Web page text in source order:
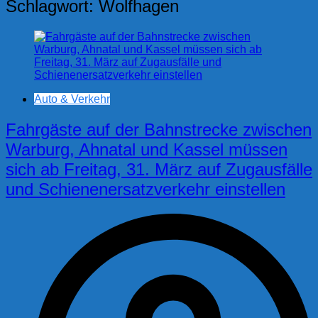
Schlagwort: Wolfhagen
Auto & Verkehr
Fahrgäste auf der Bahnstrecke zwischen
Warburg, Ahnatal und Kassel müssen
sich ab Freitag, 31. März auf Zugausfälle
und Schienenersatzverkehr einstellen